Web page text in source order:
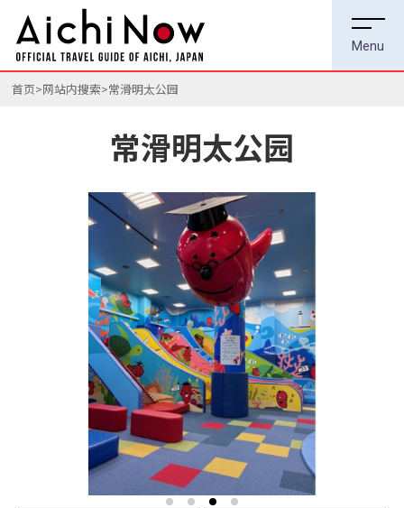
首页 网站内搜索 常滑明太公园
常滑明太公园